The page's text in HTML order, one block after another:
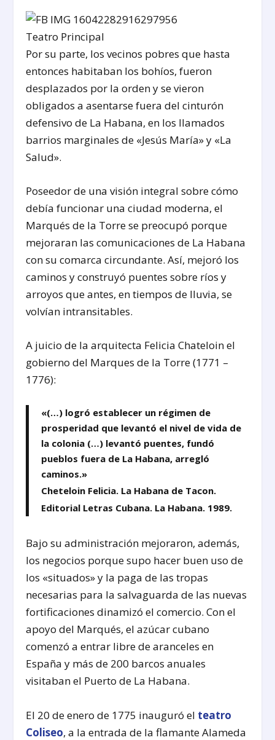
Teatro Principal
Por su parte, los vecinos pobres que hasta
entonces habitaban los bohíos, fueron
desplazados por la orden y se vieron
obligados a asentarse fuera del cinturón
defensivo de La Habana, en los llamados
barrios marginales de «Jesús María» y «La
Salud».
Poseedor de una visión integral sobre cómo
debía funcionar una ciudad moderna, el
Marqués de la Torre se preocupó porque
mejoraran las comunicaciones de La Habana
con su comarca circundante. Así, mejoró los
caminos y construyó puentes sobre ríos y
arroyos que antes, en tiempos de lluvia, se
volvían intransitables.
A juicio de la arquitecta Felicia Chateloin el
gobierno del Marques de la Torre (1771 –
1776):
«(…) logró establecer un régimen de
prosperidad que levantó el nivel de vida de
la colonia (…) levantó puentes, fundó
pueblos fuera de La Habana, arregló
caminos.»
Cheteloin Felicia. La Habana de Tacon.
Editorial Letras Cubana. La Habana. 1989.
Bajo su administración mejoraron, además,
los negocios porque supo hacer buen uso de
los «situados» y la paga de las tropas
necesarias para la salvaguarda de las nuevas
fortificaciones dinamizó el comercio. Con el
apoyo del Marqués, el azúcar cubano
comenzó a entrar libre de aranceles en
España y más de 200 barcos anuales
visitaban el Puerto de La Habana.
El 20 de enero de 1775 inauguró el teatro
Coliseo, a la entrada de la flamante Alameda